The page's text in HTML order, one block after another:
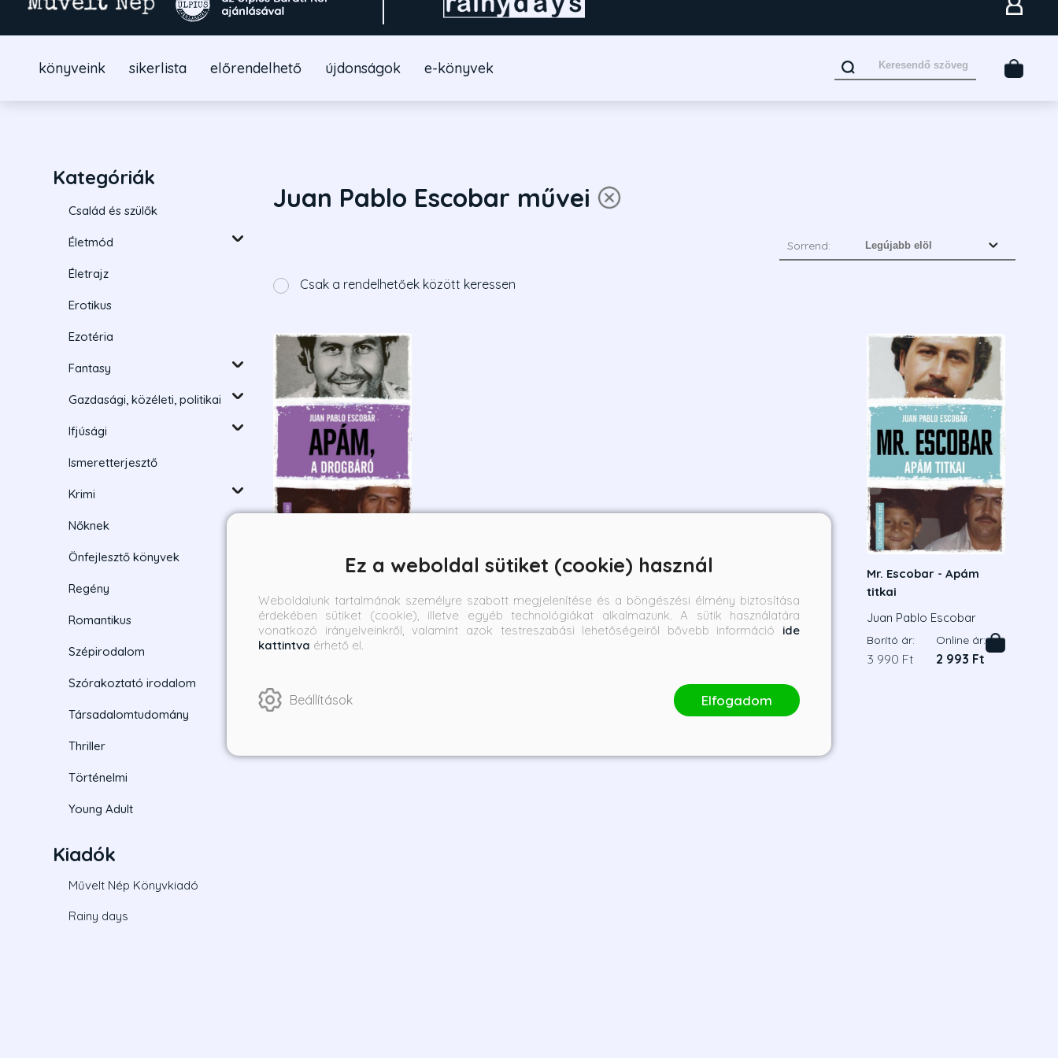
Kategóriák
Család és szülők
Életmód
Életrajz
Erotikus
Ezotéria
Fantasy
Gazdasági, közéleti, politikai
Ifjúsági
Ismeretterjesztő
Krimi
Nőknek
Önfejlesztő könyvek
Regény
Romantikus
Szépirodalom
Szórakoztató irodalom
Társadalomtudomány
Thriller
Történelmi
Young Adult
Kiadók
Művelt Nép Könyvkiadó
Rainy days
Juan Pablo Escobar művei
Sorrend:
Csak a rendelhetőek között keressen
Apám, a drogbáró
Juan Pablo Escobar
Borító ár: Bevezető ár:
Mr. Escobar - Apám
titkai
Juan Pablo Escobar
Borító ár:
3 990 Ft
Online ár:
2 993 Ft
Ez a weboldal sütiket (cookie) használ
Weboldalunk tartalmának személyre szabott megjelenítése és a böngészési élmény biztosítása
érdekében sütiket (cookie), illetve egyéb technológiákat alkalmazunk. A sütik használatára
vonatkozó irányelveinkről, valamint azok testreszabási lehetőségeiről bővebb információ ide
kattintva érhető el.
Beállítások Elfogadom